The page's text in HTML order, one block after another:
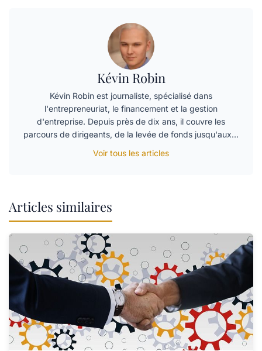
Kévin Robin
Kévin Robin est journaliste, spécialisé dans
l'entrepreneuriat, le financement et la gestion
d'entreprise. Depuis près de dix ans, il couvre les
parcours de dirigeants, de la levée de fonds jusqu'aux…
Voir tous les articles
Articles similaires